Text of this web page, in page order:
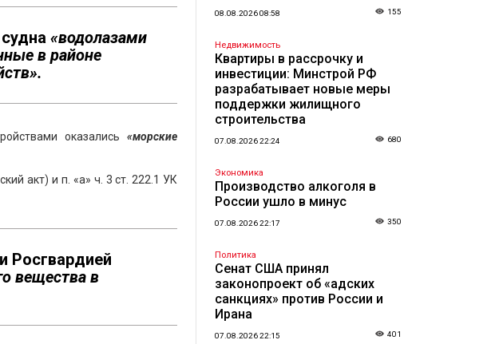
«водолазами
в районе
оказались «морские
акт) и п. «а» ч. 3 ст. 222.1 УК
Росгвардией
вещества в
08.08.2026 08:58 155
Недвижимость
Квартиры в рассрочку и
инвестиции: Минстрой РФ
разрабатывает новые меры
поддержки жилищного
строительства
07.08.2026 22:24 680
Экономика
Производство алкоголя в
России ушло в минус
07.08.2026 22:17 350
Политика
Сенат США принял
законопроект об «адских
санкциях» против России и
Ирана
07.08.2026 22:15 401